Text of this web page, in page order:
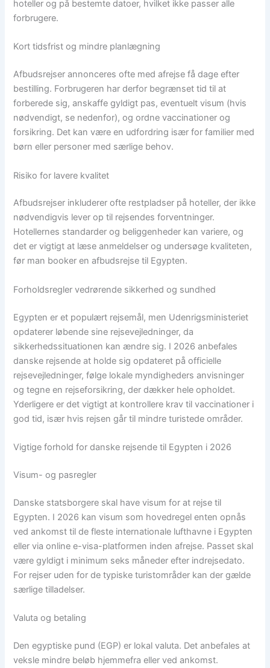
hoteller og på bestemte datoer, hvilket ikke passer alle
forbrugere.
Kort tidsfrist og mindre planlægning
Afbudsrejser annonceres ofte med afrejse få dage efter
bestilling. Forbrugeren har derfor begrænset tid til at
forberede sig, anskaffe gyldigt pas, eventuelt visum (hvis
nødvendigt, se nedenfor), og ordne vaccinationer og
forsikring. Det kan være en udfordring især for familier med
børn eller personer med særlige behov.
Risiko for lavere kvalitet
Afbudsrejser inkluderer ofte restpladser på hoteller, der ikke
nødvendigvis lever op til rejsendes forventninger.
Hotellernes standarder og beliggenheder kan variere, og
det er vigtigt at læse anmeldelser og undersøge kvaliteten,
før man booker en afbudsrejse til Egypten.
Forholdsregler vedrørende sikkerhed og sundhed
Egypten er et populært rejsemål, men Udenrigsministeriet
opdaterer løbende sine rejsevejledninger, da
sikkerhedssituationen kan ændre sig. I 2026 anbefales
danske rejsende at holde sig opdateret på officielle
rejsevejledninger, følge lokale myndigheders anvisninger
og tegne en rejseforsikring, der dækker hele opholdet.
Yderligere er det vigtigt at kontrollere krav til vaccinationer i
god tid, især hvis rejsen går til mindre turistede områder.
Vigtige forhold for danske rejsende til Egypten i 2026
Visum- og pasregler
Danske statsborgere skal have visum for at rejse til
Egypten. I 2026 kan visum som hovedregel enten opnås
ved ankomst til de fleste internationale lufthavne i Egypten
eller via online e-visa-platformen inden afrejse. Passet skal
være gyldigt i minimum seks måneder efter indrejsedato.
For rejser uden for de typiske turistområder kan der gælde
særlige tilladelser.
Valuta og betaling
Den egyptiske pund (EGP) er lokal valuta. Det anbefales at
veksle mindre beløb hjemmefra eller ved ankomst.